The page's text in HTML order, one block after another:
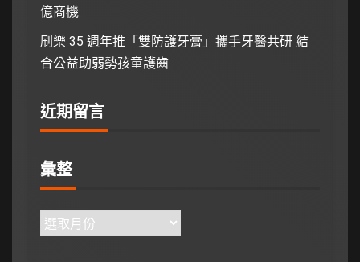
億商機
刷樂 35 週年推「雙防護牙膏」攜手牙醫共研 結
合公益助弱勢孩童護齒
近期留言
彙整